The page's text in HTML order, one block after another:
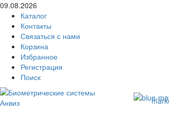
09.08.2026
Каталог
Контакты
Связаться с нами
Корзина
Избранное
Регистрация
Поиск